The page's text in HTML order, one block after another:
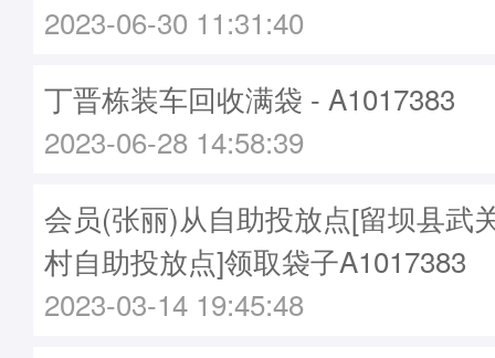
2023-06-30 11:31:40
丁晋栋装车回收满袋 - A1017383
2023-06-28 14:58:39
会员(张丽)从自助投放点[留坝县武
村自助投放点]领取袋子A1017383
2023-03-14 19:45:48